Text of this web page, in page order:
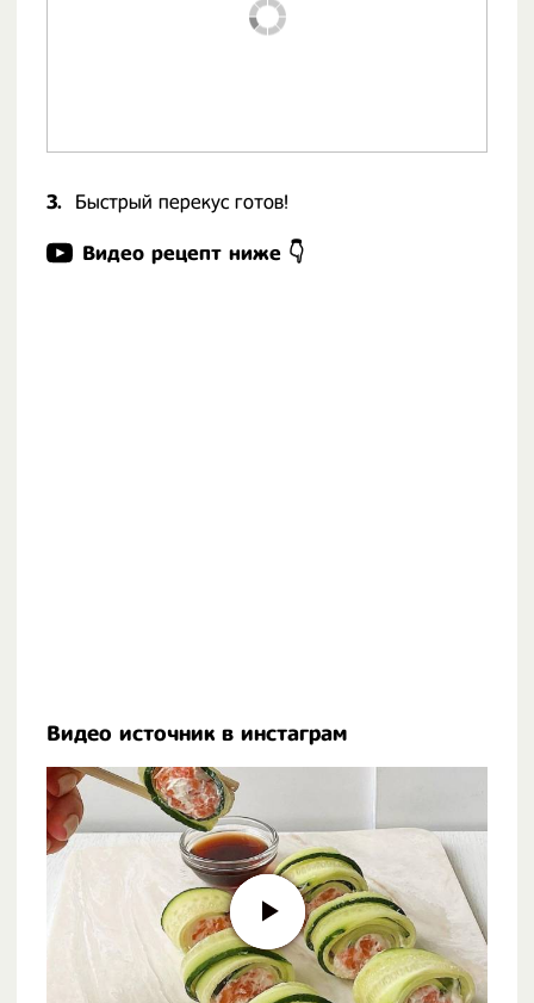
3. Быстрый перекус готов!
Видео рецепт ниже 👇
Видео источник в инстаграм